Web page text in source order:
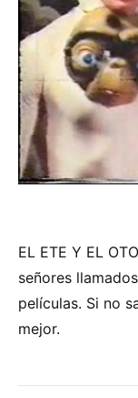
EL ETE Y EL
señores
películas. Si no
mejor.